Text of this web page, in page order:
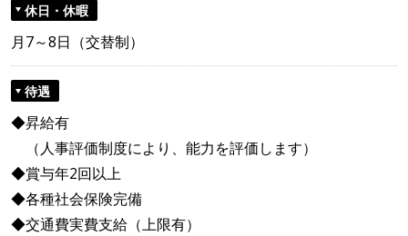
休日・休暇
月7～8日（交替制）
待遇
◆昇給有
（人事評価制度により、能力を評価します）
◆賞与年2回以上
◆各種社会保険完備
◆交通費実費支給（上限有）